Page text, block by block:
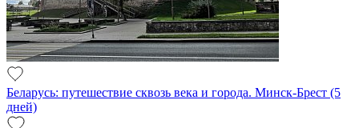
Беларусь: путешествие сквозь века и города. Минск-Брест (5
дней)